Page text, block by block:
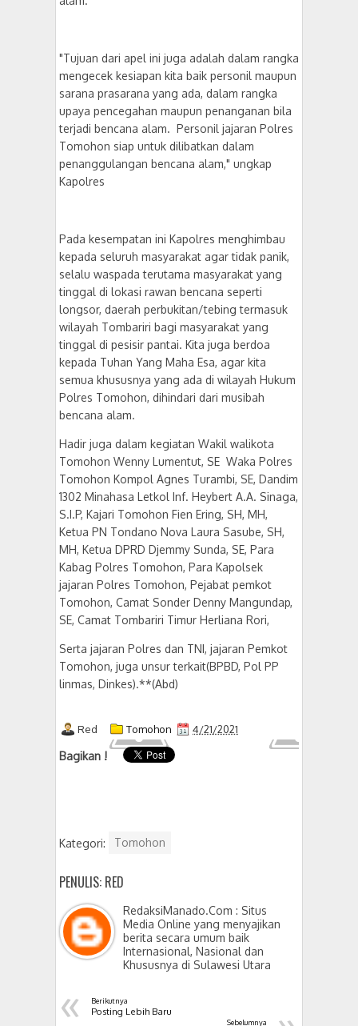
"Tujuan dari apel ini juga adalah dalam rangka
mengecek kesiapan kita baik personil maupun
sarana prasarana yang ada, dalam rangka
upaya pencegahan maupun penanganan bila
terjadi bencana alam. Personil jajaran Polres
Tomohon siap untuk dilibatkan dalam
penanggulangan bencana alam," ungkap
Kapolres
Pada kesempatan ini Kapolres menghimbau
kepada seluruh masyarakat agar tidak panik,
selalu waspada terutama masyarakat yang
tinggal di lokasi rawan bencana seperti
longsor, daerah perbukitan/tebing termasuk
wilayah Tombariri bagi masyarakat yang
tinggal di pesisir pantai. Kita juga berdoa
kepada Tuhan Yang Maha Esa, agar kita
semua khususnya yang ada di wilayah Hukum
Polres Tomohon, dihindari dari musibah
bencana alam.
Hadir juga dalam kegiatan Wakil walikota
Tomohon Wenny Lumentut, SE Waka Polres
Tomohon Kompol Agnes Turambi, SE, Dandim
1302 Minahasa Letkol Inf. Heybert A.A. Sinaga,
S.I.P, Kajari Tomohon Fien Ering, SH, MH,
Ketua PN Tondano Nova Laura Sasube, SH,
MH, Ketua DPRD Djemmy Sunda, SE, Para
Kabag Polres Tomohon, Para Kapolsek
jajaran Polres Tomohon, Pejabat pemkot
Tomohon, Camat Sonder Denny Mangundap,
SE, Camat Tombariri Timur Herliana Rori,
Serta jajaran Polres dan TNI, jajaran Pemkot
Tomohon, juga unsur terkait(BPBD, Pol PP
linmas, Dinkes).**(Abd)
Red Tomohon 4/21/2021
Bagikan !
Kategori: Tomohon
PENULIS: RED
RedaksiManado.Com : Situs
Media Online yang menyajikan
berita secara umum baik
Internasional, Nasional dan
Khususnya di Sulawesi Utara
« Berikutnya
Posting Lebih Baru
Sebelumnya